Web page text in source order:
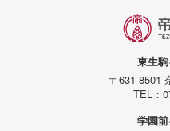
東生
〒631-8501
TEL：
学園